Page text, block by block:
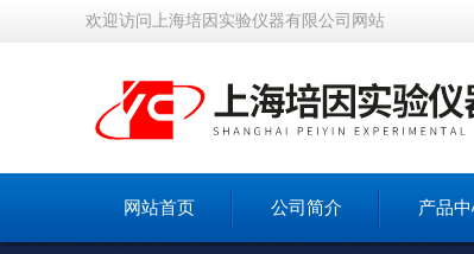
欢迎访问上海培因实验仪器有限公司网站
网站首页 公司简介 产品